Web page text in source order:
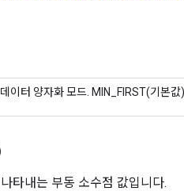
이터 양자화 모드. MIN_FIRST(기본
타내는 부동 소수점 값입니다.